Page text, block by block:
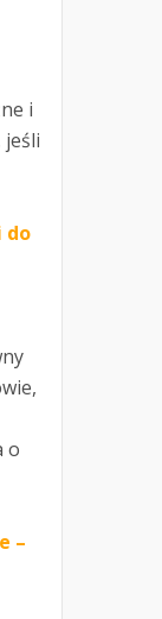
i
jeśli
do
o
–